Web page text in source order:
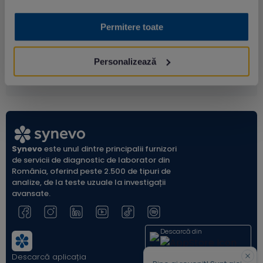
Permitere toate
Personalizează
Preț: 5305.00 lei
Synevoeste unul dintre principalii furnizori
de servicii de diagnostic de laborator din
România, oferind peste 2.500 de tipuri de
analize, de la teste uzuale la investigații
avansate.
Descarcă aplicația
Descarcă din